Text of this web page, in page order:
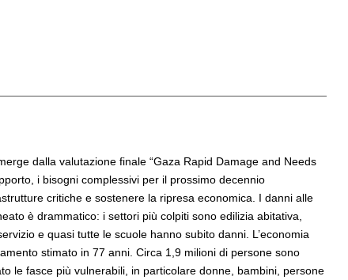
dalla valutazione finale “Gaza Rapid Damage and Needs
i bisogni complessivi per il prossimo decennio
critiche e sostenere la ripresa economica. I danni alle
è drammatico: i settori più colpiti sono edilizia abitativa,
e quasi tutte le scuole hanno subito danni. L’economia
stimato in 77 anni. Circa 1,9 milioni di persone sono
le fasce più vulnerabili, in particolare donne, bambini, persone